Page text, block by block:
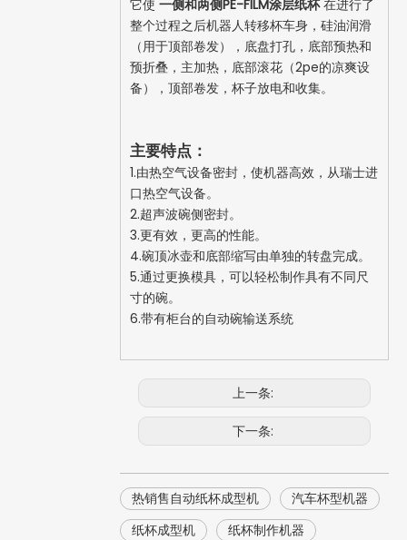
它使 一侧和两侧PE-FILM涂层纸杯在进行了
整个过程之后机器人转移杯车身，硅油润滑
（用于顶部卷发），底盘打孔，底部预热和
预折叠，主加热，底部滚花（2pe的凉爽设
备），顶部卷发，杯子放电和收集。
主要特点：
1.由热空气设备密封，使机器高效，从瑞士进
口热空气设备。
2.超声波碗侧密封。
3.更有效，更高的性能。
4.碗顶冰壶和底部缩写由单独的转盘完成。
5.通过更换模具，可以轻松制作具有不同尺
寸的碗。
6.带有柜台的自动碗输送系统
上一条:
下一条:
热销售自动纸杯成型机
汽车杯型机器
纸杯成型机
纸杯制作机器